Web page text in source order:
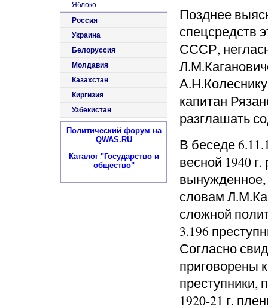
Позднее
спецсредств
СССР,
капитан
разглашать
В беседе
весной 1940
вынужденное,
словам
сложной
3.196
Согласно
приговорены
преступники,
1920-21 г.
Яблоко
Россия
Украина
Белоруссия
Молдавия
Казахстан
Киргизия
Узбекистан
Политический форум на
QWAS.RU
Каталог "Государство и
общество"